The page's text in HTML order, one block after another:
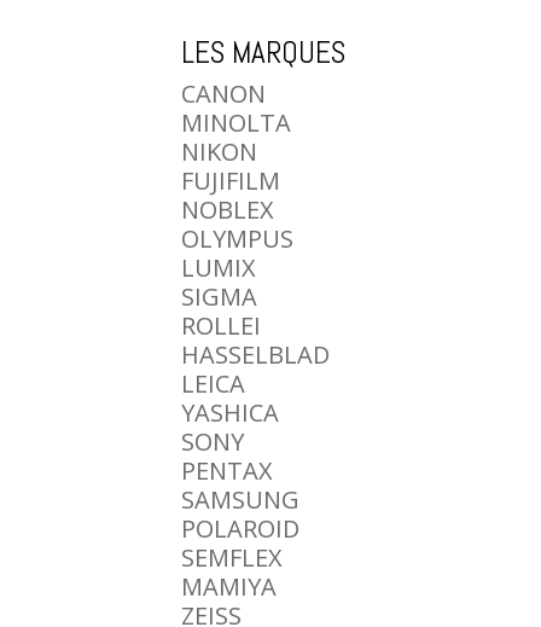
LES MARQUES
CANON
MINOLTA
NIKON
FUJIFILM
NOBLEX
OLYMPUS
LUMIX
SIGMA
ROLLEI
HASSELBLAD
LEICA
YASHICA
SONY
PENTAX
SAMSUNG
POLAROID
SEMFLEX
MAMIYA
ZEISS